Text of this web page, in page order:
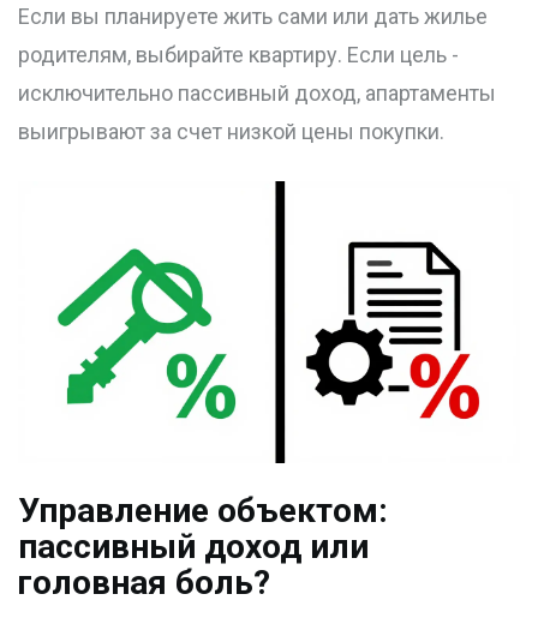
Если вы планируете жить сами или дать жилье
родителям, выбирайте квартиру. Если цель -
исключительно пассивный доход, апартаменты
выигрывают за счет низкой цены покупки.
Управление объектом:
пассивный доход или
головная боль?